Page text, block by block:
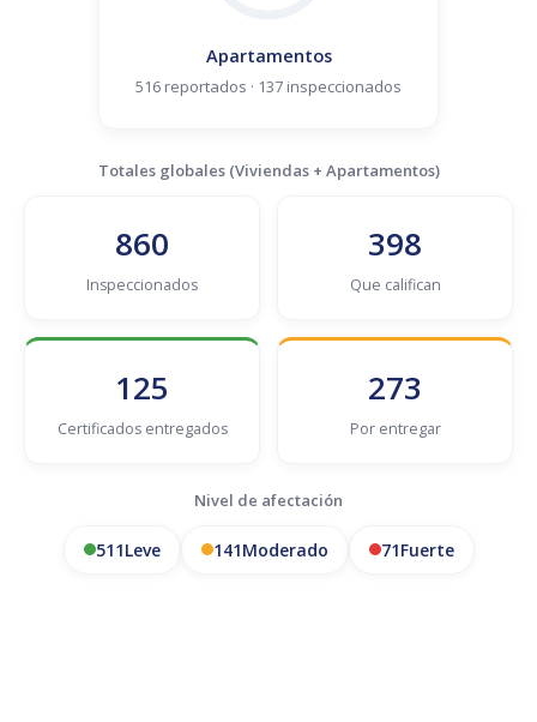
Apartamentos
516 reportados · 137 inspeccionados
Totales globales (Viviendas + Apartamentos)
860
Inspeccionados
398
Que califican
125
Certificados entregados
273
Por entregar
Nivel de afectación
511Leve 141Moderado 71Fuerte